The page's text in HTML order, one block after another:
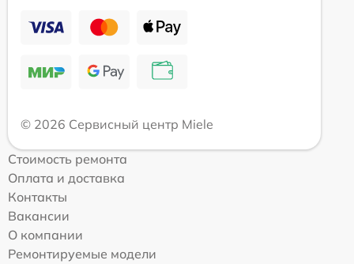
© 2026 Сервисный центр Miele
Стоимость ремонта
Оплата и доставка
Контакты
Вакансии
О компании
Ремонтируемые модели